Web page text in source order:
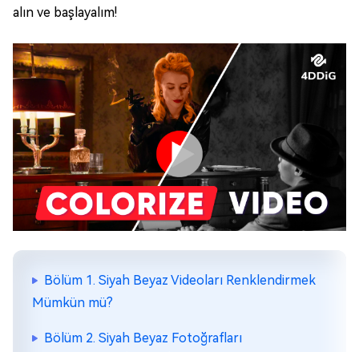
alın ve başlayalım!
Bölüm 1. Siyah Beyaz Videoları Renklendirmek
Mümkün mü?
Bölüm 2. Siyah Beyaz Fotoğrafları